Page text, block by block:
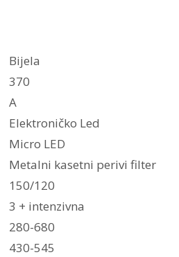
Bijela
370
A
Elektroničko Led
Micro LED
Metalni kasetni perivi filter
150/120
3 + intenzivna
280-680
430-545